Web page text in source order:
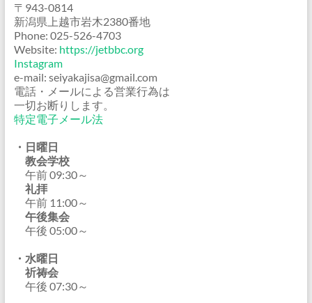
〒943-0814
新潟県上越市岩木2380番地
Phone: 025-526-4703
Website: https://jetbbc.org
Instagram
e-mail: seiyakajisa@gmail.com
電話・メールによる営業行為は
一切お断りします。
特定電子メール法
・日曜日
教会学校
午前 09:30～
礼拝
午前 11:00～
午後集会
午後 05:00～
・水曜日
祈祷会
午後 07:30～